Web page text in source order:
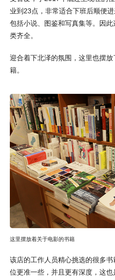
业到23点，非常适合下班后顺便
包括小说、图鉴和写真集等。因
类齐全。
迎合着下北泽的氛围，这里也摆
籍。
这里摆放着关于电影的书籍
该店的工作人员精心挑选的很多
位更准一些，并且更有深度，这